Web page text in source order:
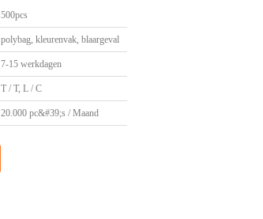
500pcs
polybag, kleurenvak, blaargeval
7-15 werkdagen
T / T, L / C
20.000 pc&#39;s / Maand